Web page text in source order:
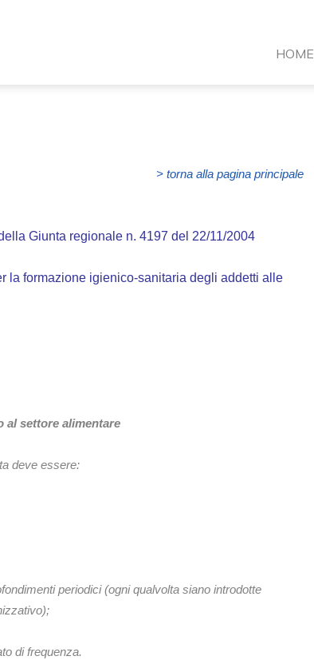
HOME
> torna alla pagina principale
Giunta regionale n. 4197 del 22/11/2004
la formazione igienico-sanitaria degli addetti alle
al settore alimentare
deve essere:
periodici (ogni qualvolta siano introdotte
di frequenza.